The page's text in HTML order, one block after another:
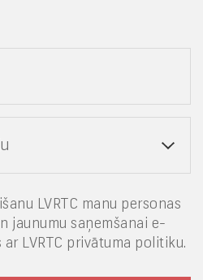
LVRTC manu personas
jaunumu saņemšanai e-
LVRTC privātuma politiku.